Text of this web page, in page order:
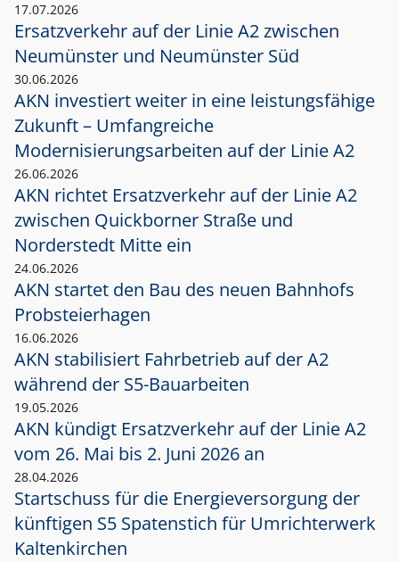
17.07.2026
Ersatzverkehr auf der Linie A2 zwischen
Neumünster und Neumünster Süd
30.06.2026
AKN investiert weiter in eine leistungsfähige
Zukunft – Umfangreiche
Modernisierungsarbeiten auf der Linie A2
26.06.2026
AKN richtet Ersatzverkehr auf der Linie A2
zwischen Quickborner Straße und
Norderstedt Mitte ein
24.06.2026
AKN startet den Bau des neuen Bahnhofs
Probsteierhagen
16.06.2026
AKN stabilisiert Fahrbetrieb auf der A2
während der S5-Bauarbeiten
19.05.2026
AKN kündigt Ersatzverkehr auf der Linie A2
vom 26. Mai bis 2. Juni 2026 an
28.04.2026
Startschuss für die Energieversorgung der
künftigen S5 Spatenstich für Umrichterwerk
Kaltenkirchen